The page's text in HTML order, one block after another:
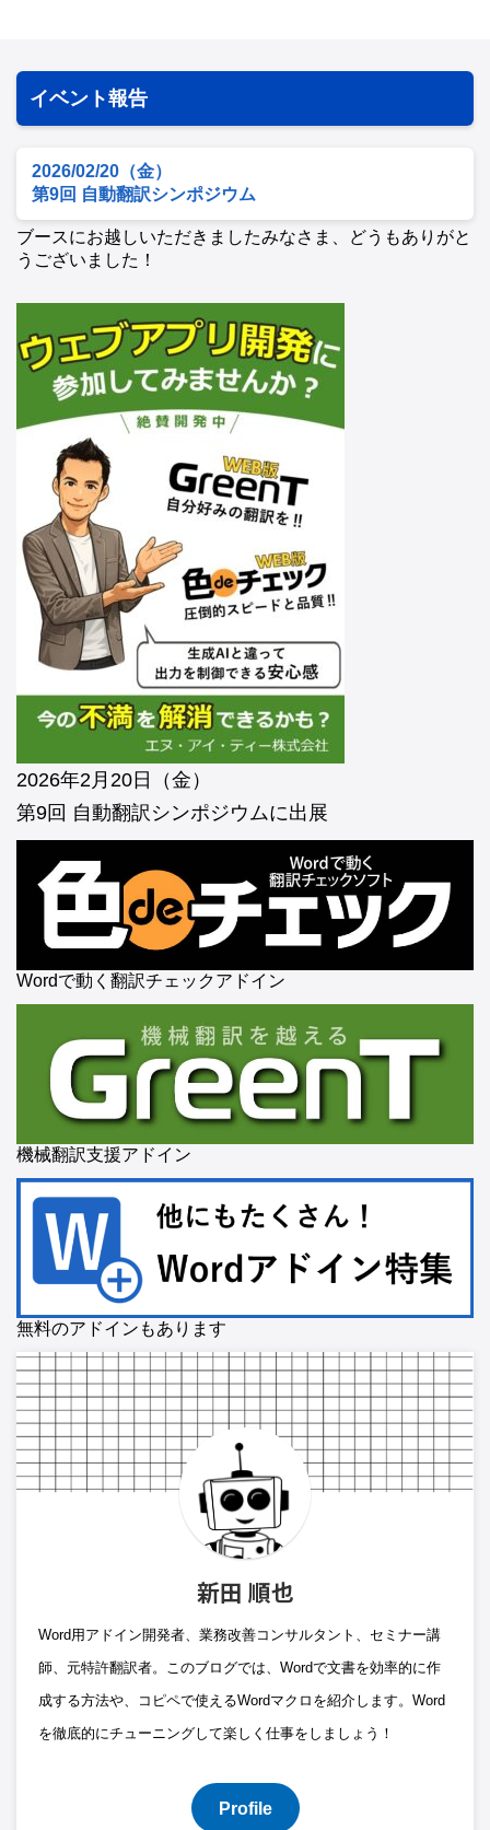
イベント報告
2026/02/20（金）
第9回 自動翻訳シンポジウム
ブースにお越しいただきましたみなさま、どうもありがと
うございました！
2026年2月20日（金）
第9回 自動翻訳シンポジウムに出展
Wordで動く翻訳チェックアドイン
機械翻訳支援アドイン
無料のアドインもあります
新田 順也
Word用アドイン開発者、業務改善コンサルタント、セミナー講
師、元特許翻訳者。このブログでは、Wordで文書を効率的に作
成する方法や、コピペで使えるWordマクロを紹介します。Word
を徹底的にチューニングして楽しく仕事をしましょう！
Profile